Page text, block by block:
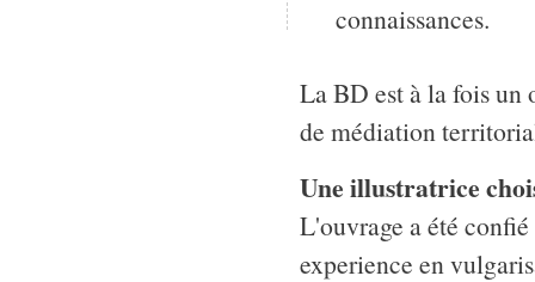
connaissances.
La BD est à la fois
de médiation
Une illustratrice
L'ouvrage a été
experience en